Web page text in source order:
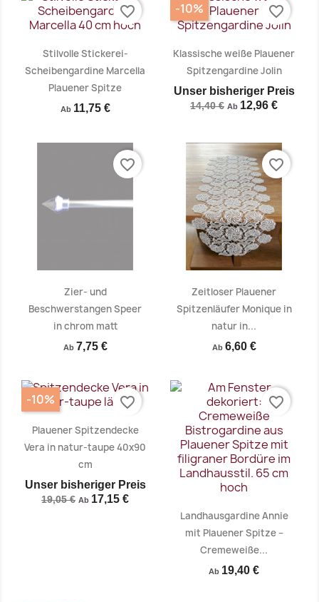
Vorschau Vorschau
Vorschau
Stilvolle Stickerei-
Scheibengardine Marcella
Plauener Spitze
Ab 11,75 €
favorite_border
Vorschau
Klassische weiße Plauener
Spitzengardine Jolin
Unser bisheriger Preis
14,40 € Ab 12,96 €
-10% favorite_border
Zier- und
Beschwerstangen Speer
in chrom matt
Ab 7,75 €
favorite_border
Zeitloser Plauener
Spitzenläufer Monique in
natur in...
Ab 6,60 €
favorite_border
Plauener Spitzendecke
Vera in natur-taupe 40x90
cm
Unser bisheriger Preis
19,05 € Ab 17,15 €
-10% favorite_border
Vorschau
Landhausgardine Annie
mit Plauener Spitze –
Cremeweiße...
Ab 19,40 €
favorite_border